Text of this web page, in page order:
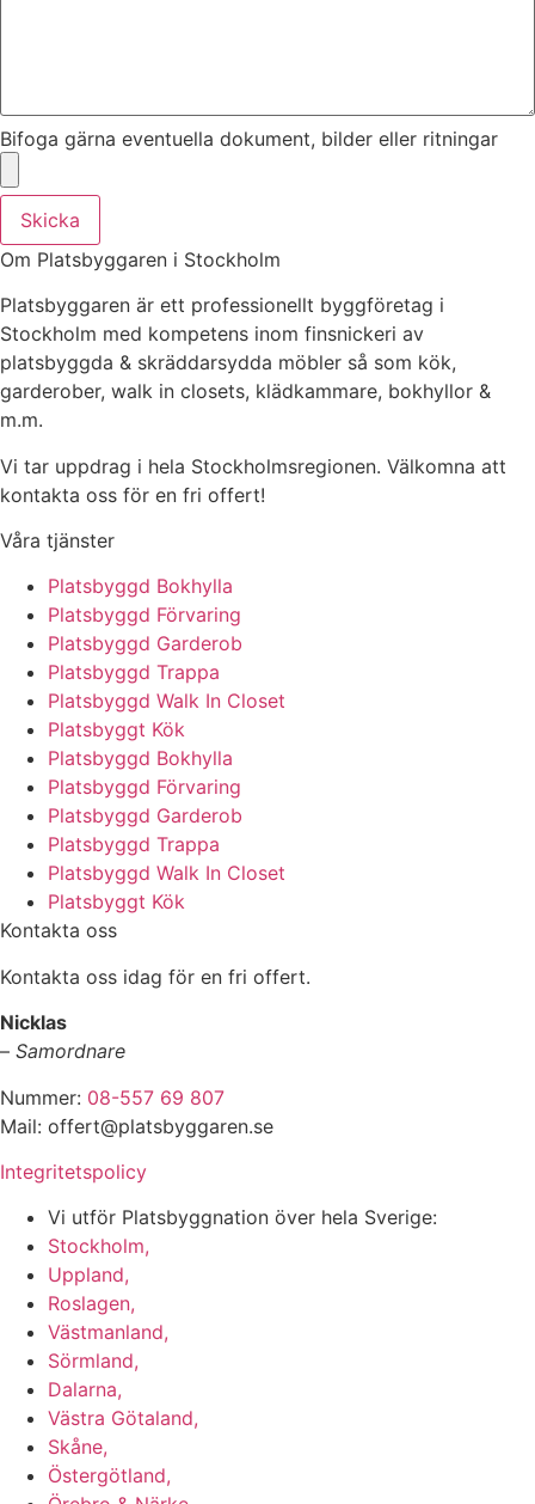
Bifoga gärna eventuella dokument, bilder eller ritningar
Skicka
Om Platsbyggaren i Stockholm
Platsbyggaren är ett professionellt byggföretag i
Stockholm med kompetens inom finsnickeri av
platsbyggda & skräddarsydda möbler så som kök,
garderober, walk in closets, klädkammare, bokhyllor &
m.m.
Vi tar uppdrag i hela Stockholmsregionen. Välkomna att
kontakta oss för en fri offert!
Våra tjänster
Platsbyggd Bokhylla
Platsbyggd Förvaring
Platsbyggd Garderob
Platsbyggd Trappa
Platsbyggd Walk In Closet
Platsbyggt Kök
Platsbyggd Bokhylla
Platsbyggd Förvaring
Platsbyggd Garderob
Platsbyggd Trappa
Platsbyggd Walk In Closet
Platsbyggt Kök
Kontakta oss
Kontakta oss idag för en fri offert.
Nicklas
– Samordnare
Nummer: 08-557 69 807
Mail: offert@platsbyggaren.se
Integritetspolicy
Vi utför Platsbyggnation över hela Sverige:
Stockholm,
Uppland,
Roslagen,
Västmanland,
Sörmland,
Dalarna,
Västra Götaland,
Skåne,
Östergötland,